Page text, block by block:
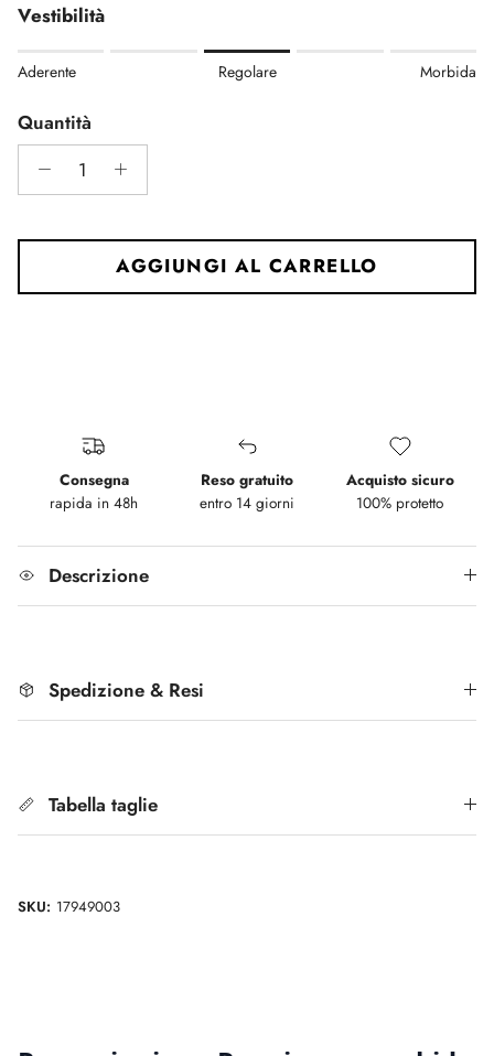
Vestibilità
Rating of 1 means Aderente.
Rating of 5 means Morbida.
The rating of this product for "" is 3.
Aderente Regolare Morbida
Quantità
AGGIUNGI AL CARRELLO
Consegna
rapida in 48h
Reso gratuito
entro 14 giorni
Acquisto sicuro
100% protetto
Descrizione
Spedizione & Resi
Tabella taglie
SKU: 17949003